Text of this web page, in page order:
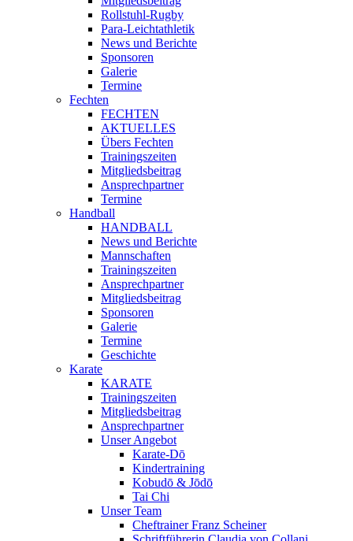
Rollstuhl-Rugby
Para-Leichtathletik
News und Berichte
Sponsoren
Galerie
Termine
Fechten
FECHTEN
AKTUELLES
Übers Fechten
Trainingszeiten
Mitgliedsbeitrag
Ansprechpartner
Termine
Handball
HANDBALL
News und Berichte
Mannschaften
Trainingszeiten
Ansprechpartner
Mitgliedsbeitrag
Sponsoren
Galerie
Termine
Geschichte
Karate
KARATE
Trainingszeiten
Mitgliedsbeitrag
Ansprechpartner
Unser Angebot
Karate-Dō
Kindertraining
Kobudō & Jōdō
Tai Chi
Unser Team
Cheftrainer Franz Scheiner